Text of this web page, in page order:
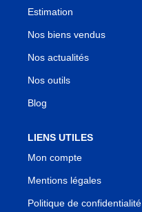
Estimation
Nos biens vendus
Nos actualités
Nos outils
Blog
LIENS UTILES
Mon compte
Mentions légales
Politique de confidentialité